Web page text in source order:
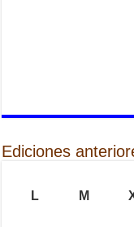
Ediciones
L
M